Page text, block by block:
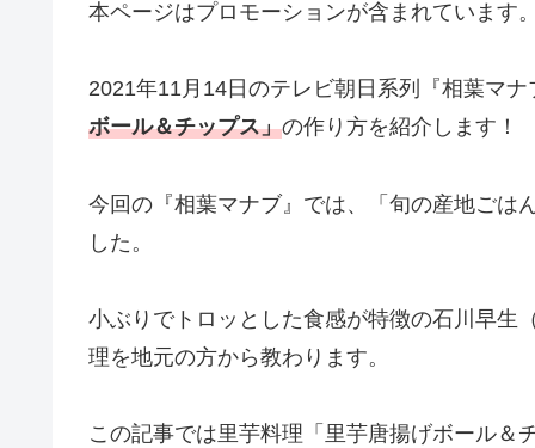
本ページはプロモーションが含まれています
2021年11月14日のテレビ朝日系列『相葉マ
ボール＆チップス」の作り方を紹介します！
今回の『相葉マナブ』では、「旬の産地ごは
した。
小ぶりでトロッとした食感が特徴の石川早生
理を地元の方から教わります。
この記事では里芋料理「里芋唐揚げボール＆